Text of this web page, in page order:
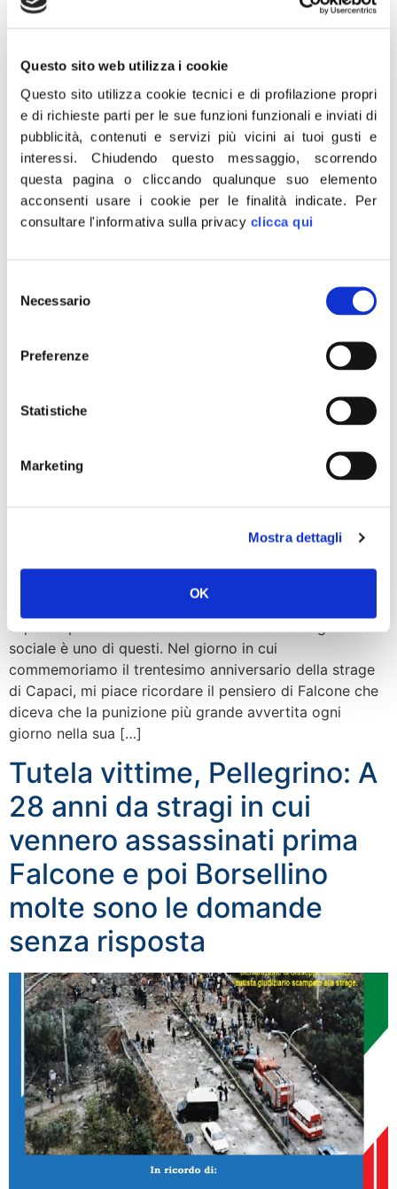
Questo sito web utilizza i cookie
Questo sito utilizza cookie tecnici e di profilazione propri
e di richieste parti per le sue funzioni funzionali e inviati di
pubblicità, contenuti e servizi più vicini ai tuoi gusti e
interessi.Chiudendo questo messaggio, scorrendo
questa pagina o cliccando qualunque suo elemento
acconsenti usare i cookie per le finalità indicate. Per
consultare l'informativa sulla privacy clicca qui
delNecessario
Preferenze
Statistiche
Marketing
Mostra dettagli
OK
diffusa contro la criminalità
“Quel giorno abbiamo avuto la sensazione che tutto
fosse finito, che lo Stato avesse perso la guerra contro
la mafia. Però la mafia fece male i conti. Da quella
strage di Capaci è nata una rivolta morale ed etica. La
criminalità organizzata non è stata ancora sconfitta ma
da allora si sono conquistati risultati importanti. […]
ed esempio per intera
si possa prescindere da alcuni riferimenti e la giustizia
sociale è uno di questi. Nel giorno in cui
commemoriamo il trentesimo anniversario della strage
di Capaci, mi piace ricordare il pensiero di Falcone che
diceva che la punizione più grande avvertita ogni
giorno nella sua […]
Tutela vittime, Pellegrino: A
28 anni da stragi in cui
vennero assassinati prima
Falcone e poi Borsellino
molte sono le domande
senza risposta